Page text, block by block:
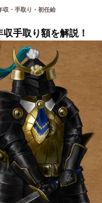
収・手取り・初任給
手取り額を解説！